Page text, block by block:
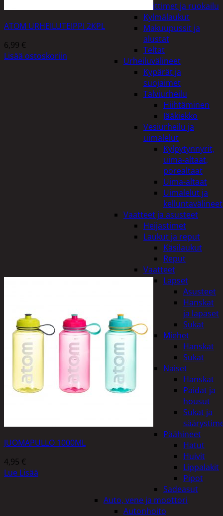
Keittimet ja ruokailu
Kylmälaukut
Makuupussit ja
alustat
Teltat
Urheiluvälineet
Kypärät ja
suojaimet
Talviurheilu
Hiihtäminen
Jääkiekko
Vesiurheilu ja
uimalelut
Kylpytynnyrit,
uima-altaat,
porealtaat
Uima-altaat
Uimalelut ja
kelluntavälineet
Vaatteet ja asusteet
Heijastimet
Laukut ja reput
Käsilaukut
Reput
Vaatteet
Lapset
Asusteet
Hanskat
ja lapaset
Sukat
Miehet
Hanskat
Sukat
Naiset
Hanskat
Paidat ja
housut
Sukat ja
Päähineet
Hatut
Huivit
Lippalakit
Pipot
Sadeasut
Auto, vene ja moottori
Autonhoito
ATOM URHEILUTEIPPI 2KPL
6,99 €
Lisää ostoskoriin
JUOMAPULLO 1000ML
4,95 €
Lue Lisää